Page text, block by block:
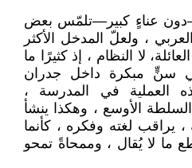
عناءٍ كبير—تلمّس بعض
، ولعلّ المدخل الأكثر
لا النظام ، إذ كثيرًا ما
في سنٍّ مبكرة داخل جدران
العملية في المدرسة ،
الأوسع ، وهكذا ينشأ
، يراقب لغته وفكره ، كأنما
ما لا يُقال ، وممحاةً تمحو